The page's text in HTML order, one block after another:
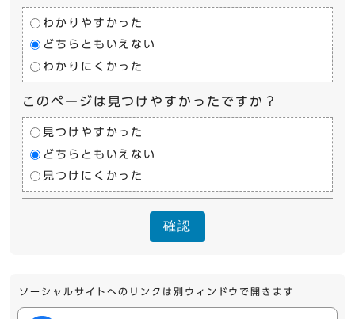
わかりやすかった
どちらともいえない
わかりにくかった
このページは見つけやすかったですか？
見つけやすかった
どちらともいえない
見つけにくかった
確認
ソーシャルサイトへのリンクは別ウィンドウで開きます